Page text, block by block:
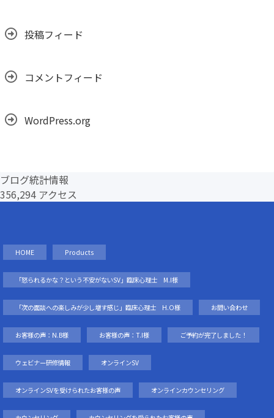
投稿フィード
コメントフィード
WordPress.org
ブログ統計情報
356,294 アクセス
HOME Products
「怒られるかな？という不安がないSV」臨床心理士 M.I様
「次の面談への楽しみが少し増す感じ」臨床心理士 H.O様 お問い合わせ
お客様の声：N.B様 お客様の声：T.I様 ご予約が完了しました！
ウェビナー研修情報 オンラインSV
オンラインSVを受けられたお客様の声 オンラインカウンセリング